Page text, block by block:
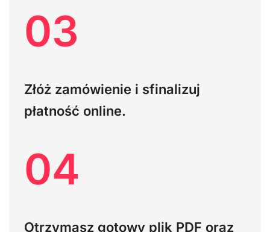
03
Złóż zamówienie i sfinalizuj
płatność online.
04
Otrzymasz gotowy plik PDF oraz